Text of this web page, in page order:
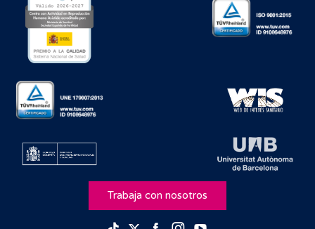
Trabaja con nosotros